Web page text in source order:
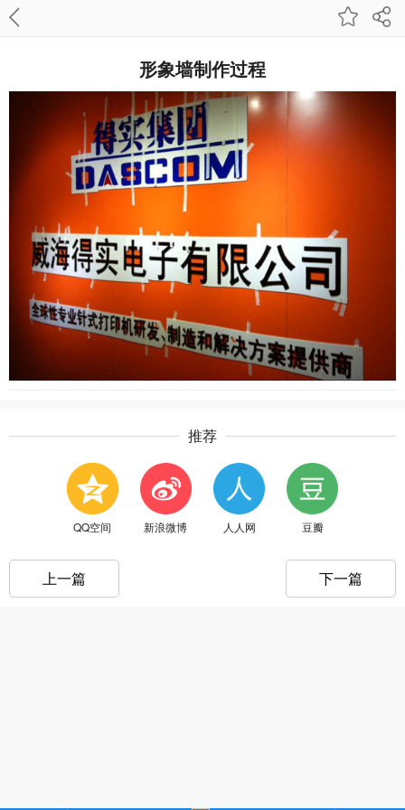
形象墙制作过程
推荐
QQ空间 新浪微博 人人网 豆瓣
上一篇 下一篇